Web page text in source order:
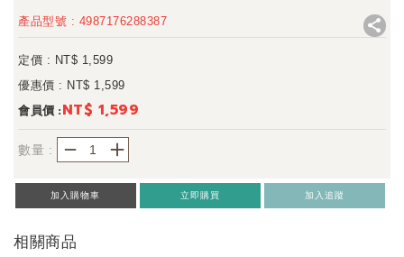
產品型號 : 4987176288387
定價 : NT$ 1,599
優惠價 : NT$ 1,599
會員價 : NT$ 1,599
數量 : ＋
－
加入購物車 立即購買 加入追蹤
相關商品